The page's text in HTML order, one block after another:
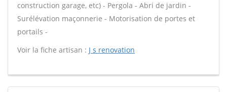
construction garage, etc) - Pergola - Abri de jardin -
Surélévation maçonnerie - Motorisation de portes et
portails -
Voir la fiche artisan : J s renovation